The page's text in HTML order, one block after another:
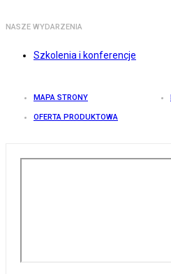
NASZE WYDARZENIA
Szkolenia i konferencje
MAPA STRONY
OFERTA PRODUKTOWA